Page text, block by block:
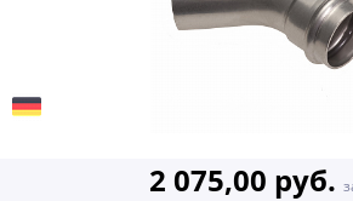
2 075,00 руб.